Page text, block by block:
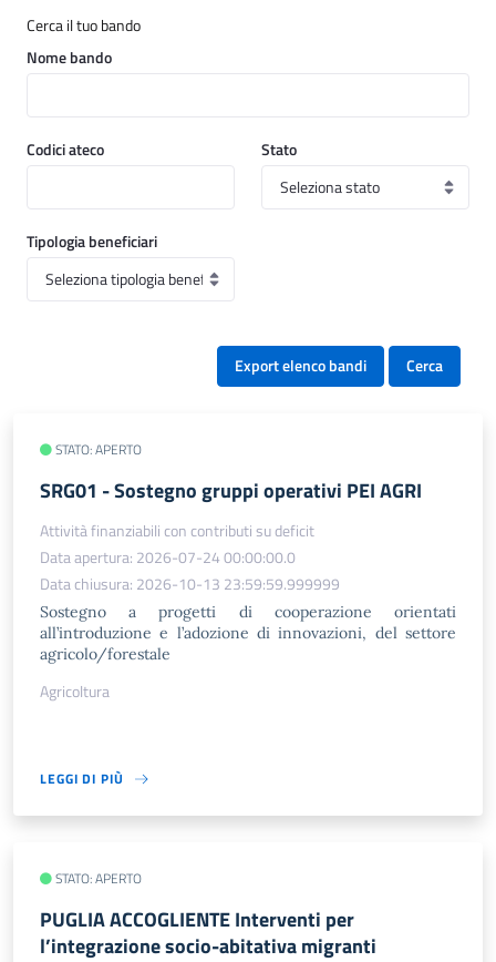
Cerca il tuo bando
Nome bando
Codici ateco Stato
Tipologia beneficiari
Export elenco bandi Cerca
STATO: APERTO
SRG01 - Sostegno gruppi operativi PEI AGRI
Attività finanziabili con contributi su deficit
Data apertura: 2026-07-24 00:00:00.0
Data chiusura: 2026-10-13 23:59:59.999999
Sostegno a progetti di cooperazione orientati
all’introduzione e l’adozione di innovazioni, del settore
agricolo/forestale
Agricoltura
LEGGI DI PIÙ
STATO: APERTO
PUGLIA ACCOGLIENTE Interventi per
l’integrazione socio-abitativa migranti